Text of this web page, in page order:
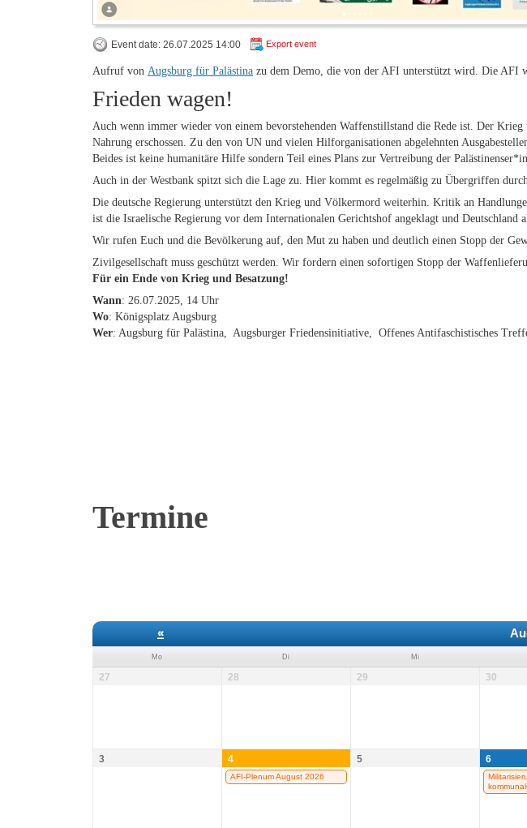
Event date: 26.07.2025 14:00 Export event
Aufruf von Augsburg für Palästina zu dem Demo, die von der AFI unterstützt wird. Die AFI
Frieden wagen!
Auch wenn immer wieder von einem bevorstehenden Waffenstillstand die Rede ist. Der
Nahrung erschossen. Zu den von UN und vielen Hilforganisationen abgelehnten
Beides ist keine humanitäre Hilfe sondern Teil eines Plans zur Vertreibung der
Auch in der Westbank spitzt sich die Lage zu. Hier kommt es regelmäßig zu Übergriffen
Die deutsche Regierung unterstützt den Krieg und Völkermord weiterhin. Kritik an
ist die Israelische Regierung vor dem Internationalen Gerichtshof angeklagt und Deutschland
Wir rufen Euch und die Bevölkerung auf, den Mut zu haben und deutlich einen Stopp der
Zivilgesellschaft muss geschützt werden. Wir fordern einen sofortigen Stopp der
Für ein Ende von Krieg und Besatzung!
Wann: 26.07.2025, 14 Uhr
Wo: Königsplatz Augsburg
Wer: Augsburg für Palästina, Augsburger Friedensinitiative, Offenes Antifaschistisches
Termine
«
Mo Di Mi
27 28 29 30
3 4
AFI-Plenum August 2026
5 6